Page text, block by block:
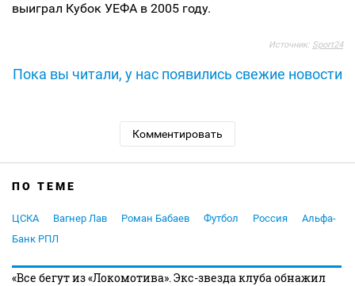
выиграл Кубок УЕФА в 2005 году.
Источник: Sport24
Пока вы читали, у нас появились свежие новости
Комментировать
ПО ТЕМЕ
ЦСКА Вагнер Лав Роман Бабаев Футбол Россия
Альфа-
Банк РПЛ
«Все бегут из «Локомотива». Экс-звезда клуба обнажил